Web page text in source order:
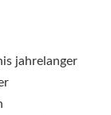
jahrelanger